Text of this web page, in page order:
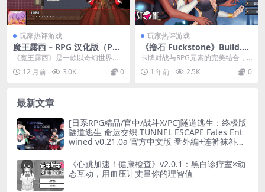
玩家热评游戏
魔王露西 – RPG 汉化版（PC /
安卓平台 1G）
《魔王露西》是一款以奇幻世界为
背景的 RPG 游戏，此次带来的是汉
化版本，适配 ...
12 月前 3.0K 0
玩家热评游戏
《撸石 Fuckstone》Build.19
135913 官中版：策略卡牌RP
G新作（PC/动态/步兵）​
卡牌对战与RPG元素的完美结合，
《撸石 Fuckstone》以独特的”...
1 年前 2.5K 0
最新文章
[日系RPG精品/官中/战斗X/PC]隧道逃生：终极版
隧道逃生 命运交织 TUNNEL ESCAPE Fates Ent
wined v0.21.0a 官方中文版 番外編+连裤袜补丁
《心跳加速！健康检查》v2.0.1：黑白诊疗室×动
态互动，用血压计丈量你的理智值